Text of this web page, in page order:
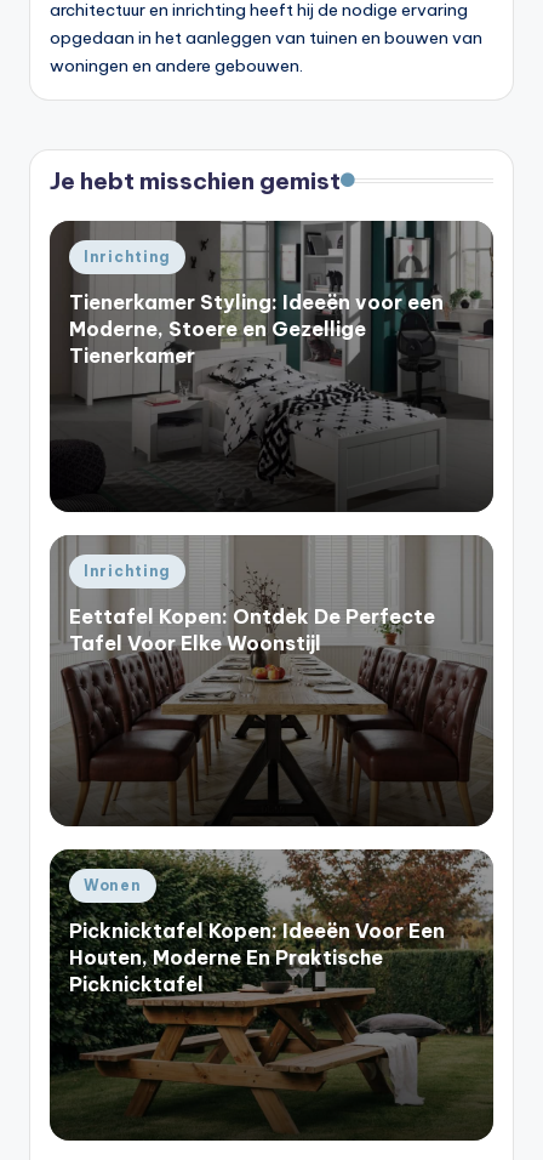
architectuur en inrichting heeft hij de nodige ervaring
opgedaan in het aanleggen van tuinen en bouwen van
woningen en andere gebouwen.
Je hebt misschien gemist
Geplaatst
in
Inrichting
Tienerkamer Styling: Ideeën voor een
Moderne, Stoere en Gezellige
Tienerkamer
Geplaatst
in
Inrichting
Eettafel Kopen: Ontdek De Perfecte
Tafel Voor Elke Woonstijl
Geplaatst
in
Wonen
Picknicktafel Kopen: Ideeën Voor Een
Houten, Moderne En Praktische
Picknicktafel